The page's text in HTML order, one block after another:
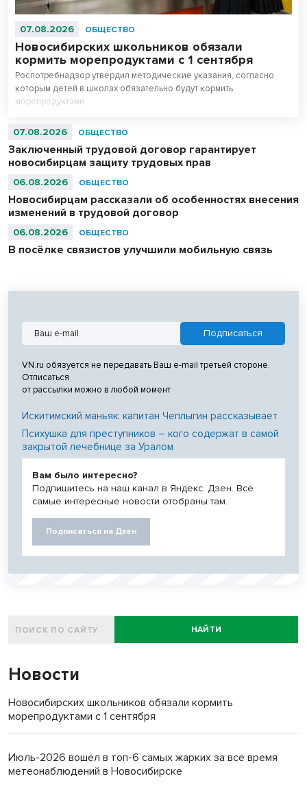
07.08.2026 ОБЩЕСТВО
Новосибирских школьников обязали
кормить морепродуктами с 1 сентября
Роспотребнадзор утвердил методические указания, согласно
которым детей в школах обязательно будут кормить
морепродуктами.
07.08.2026 ОБЩЕСТВО
Заключенный трудовой договор гарантирует
новосибирцам защиту трудовых прав
06.08.2026 ОБЩЕСТВО
Новосибирцам рассказали об особенностях внесения
изменений в трудовой договор
06.08.2026 ОБЩЕСТВО
В посёлке связистов улучшили мобильную связь
VN.ru обязуется не передавать Ваш e-mail третьей стороне.
Отписаться
от рассылки можно в любой момент
Искитимский маньяк: капитан Чеплыгин рассказывает
Психушка для преступников – кого содержат в самой
закрытой лечебнице за Уралом
Вам было интересно?
Подпишитесь на наш канал в Яндекс. Дзен. Все
самые интересные новости отобраны там.
Подписаться на Дзен
НАЙТИ
Новости
Новосибирских школьников обязали кормить
морепродуктами с 1 сентября
Июль-2026 вошел в топ-6 самых жарких за все время
метеонаблюдений в Новосибирске